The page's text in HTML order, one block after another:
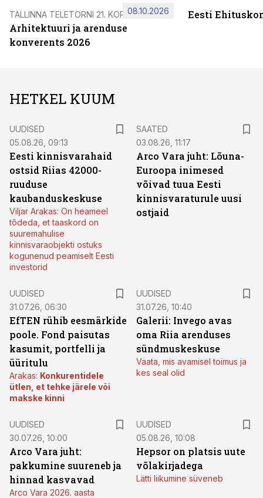
TALLINNA TELETORNI 21. KORRUSEL
Arhitektuuri ja arenduse
konverents 2026
08.10.2026 Eesti
HETKEL KUUM
UUDISED
05.08.26, 09:13
Eesti kinnisvarahaid
ostsid Riias 42000-
ruuduse
kaubanduskeskuse
Viljar Arakas: On heameel
tõdeda, et taaskord on
suuremahulise
kinnisvaraobjekti ostuks
kogunenud peamiselt Eesti
investorid
SAATED
03.08.26, 11:17
Arco Vara juht: Lõuna-
Euroopa inimesed
võivad tuua Eesti
kinnisvaraturule uusi
ostjaid
UUDISED
31.07.26, 06:30
EfTEN rühib eesmärkide
poole. Fond paisutas
kasumit, portfelli ja
üüritulu
Arakas: Konkurentidele
ütlen, et tehke järele või
makske kinni
UUDISED
31.07.26, 10:40
Galerii: Invego avas
oma Riia arenduses
sündmuskeskuse
Vaata, mis avamisel toimus ja
kes seal olid
UUDISED
30.07.26, 10:00
Arco Vara juht:
pakkumine suureneb ja
hinnad kasvavad
Arco Vara 2026. aasta
UUDISED
05.08.26, 10:08
Hepsor on platsis uute
võlakirjadega
Lätti liikumine süveneb